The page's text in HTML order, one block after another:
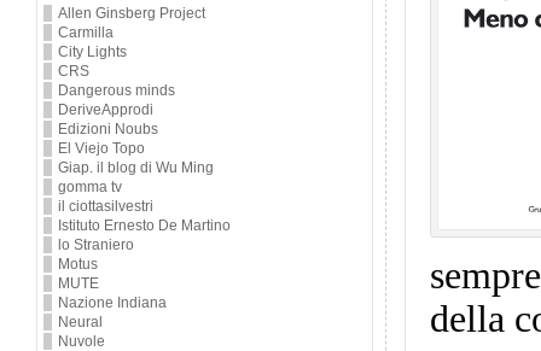
Allen Ginsberg Project
Carmilla
City Lights
CRS
Dangerous minds
DeriveApprodi
Edizioni Noubs
El Viejo Topo
Giap. il blog di Wu Ming
gomma tv
il ciottasilvestri
Istituto Ernesto De Martino
lo Straniero
Motus
MUTE
Nazione Indiana
Neural
Nuvole
della